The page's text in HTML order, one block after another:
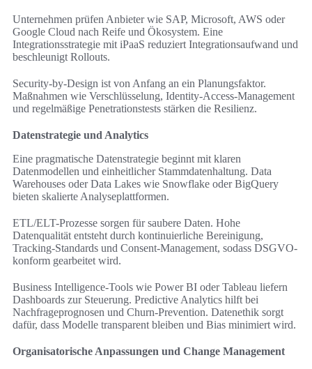
Unternehmen prüfen Anbieter wie SAP, Microsoft, AWS oder
Google Cloud nach Reife und Ökosystem. Eine
Integrationsstrategie mit iPaaS reduziert Integrationsaufwand und
beschleunigt Rollouts.
Security-by-Design ist von Anfang an ein Planungsfaktor.
Maßnahmen wie Verschlüsselung, Identity-Access-Management
und regelmäßige Penetrationstests stärken die Resilienz.
Datenstrategie und Analytics
Eine pragmatische Datenstrategie beginnt mit klaren
Datenmodellen und einheitlicher Stammdatenhaltung. Data
Warehouses oder Data Lakes wie Snowflake oder BigQuery
bieten skalierte Analyseplattformen.
ETL/ELT-Prozesse sorgen für saubere Daten. Hohe
Datenqualität entsteht durch kontinuierliche Bereinigung,
Tracking-Standards und Consent-Management, sodass DSGVO-
konform gearbeitet wird.
Business Intelligence-Tools wie Power BI oder Tableau liefern
Dashboards zur Steuerung. Predictive Analytics hilft bei
Nachfrageprognosen und Churn-Prevention. Datenethik sorgt
dafür, dass Modelle transparent bleiben und Bias minimiert wird.
Organisatorische Anpassungen und Change Management